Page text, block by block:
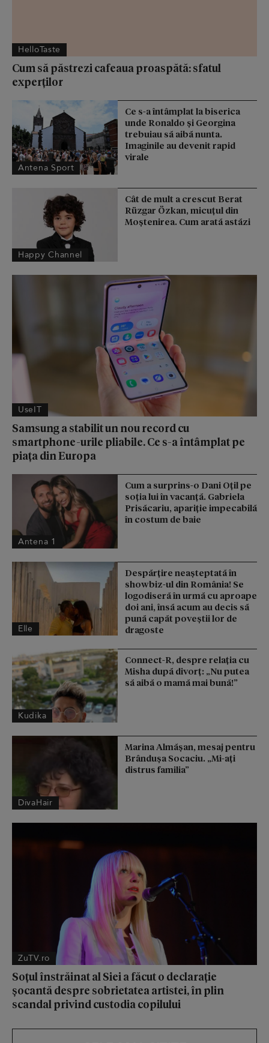
HelloTaste
Cum să păstrezi cafeaua proaspătă: sfatul
experților
Antena Sport
Ce s-a întâmplat la biserica
unde Ronaldo şi Georgina
trebuiau să aibă nunta.
Imaginile au devenit rapid
virale
Happy Channel
Cât de mult a crescut Berat
Rüzgar Özkan, micuțul din
Moștenirea. Cum arată astăzi
UseIT
Samsung a stabilit un nou record cu
smartphone-urile pliabile. Ce s-a întâmplat pe
piața din Europa
Antena 1
Cum a surprins-o Dani Oțil pe
soția lui în vacanță. Gabriela
Prisăcariu, apariție impecabilă
în costum de baie
Elle
Despărțire neașteptată în
showbiz-ul din România! Se
logodiseră în urmă cu aproape
doi ani, însă acum au decis să
pună capăt poveștii lor de
dragoste
Kudika
Connect-R, despre relația cu
Misha după divorț: „Nu putea
să aibă o mamă mai bună!”
DivaHair
Marina Almășan, mesaj pentru
Brândușa Socaciu. „Mi-ați
distrus familia”
ZuTV.ro
Soțul înstrăinat al Siei a făcut o declarație
șocantă despre sobrietatea artistei, în plin
scandal privind custodia copilului